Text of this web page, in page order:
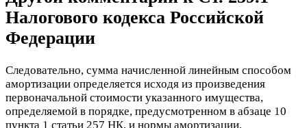
Налогового кодекса Российской
Федерации
Следовательно, сумма начисленной линейным способом
амортизации определяется исходя из произведения
первоначальной стоимости указанного имущества,
определяемой в порядке, предусмотренном в абзаце 10
пункта 1 статьи 257 НК, и нормы амортизации,